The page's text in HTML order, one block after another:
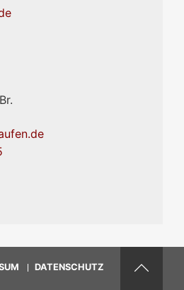
DATENSCHUTZ